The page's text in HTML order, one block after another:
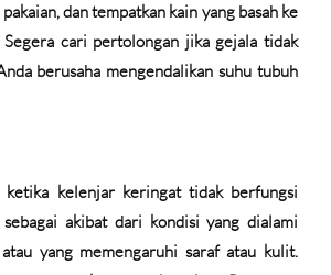
dan tempatkan kain yang basah ke
Segera cari pertolongan jika gejala tidak
berusaha mengendalikan suhu tubuh
kelenjar keringat tidak berfungsi
akibat dari kondisi yang dialami
yang memengaruhi saraf atau kulit.